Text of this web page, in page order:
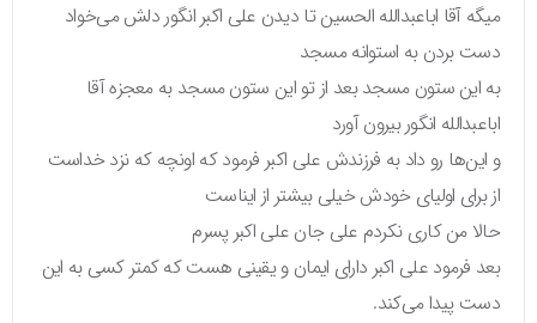
میگه آقا اباعبدالله الحسین تا دیدن علی اکبر انگور دلش می‌خواد
دست بردن به استوانه مسجد
به این ستون مسجد بعد از تو این ستون مسجد به معجزه آقا
اباعبدالله انگور بیرون آورد
و این‌ها رو داد به فرزندش علی اکبر فرمود که اونچه که نزد خداست
از برای اولیای خودش خیلی بیشتر از ایناست
حالا من کاری نکردم علی جان علی اکبر پسرم
بعد فرمود علی اکبر دارای ایمان و یقینی هست که کمتر کسی به این
دست پیدا می‌کند.